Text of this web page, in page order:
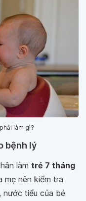
làm gì?
bệnh lý
làm trẻ 7 tháng
mẹ nên kiểm tra
nước tiểu của bé